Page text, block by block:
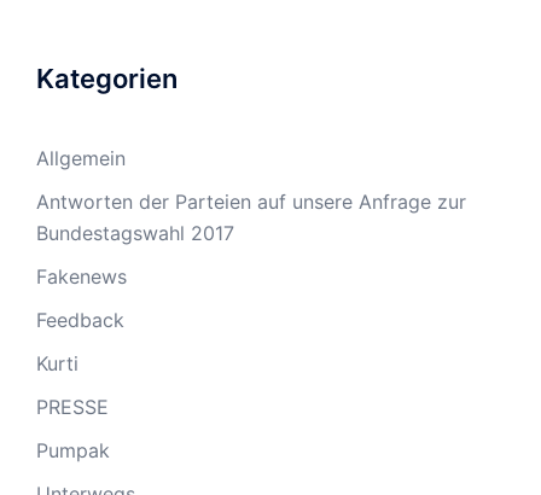
Kategorien
Allgemein
Antworten der Parteien auf unsere Anfrage zur
Bundestagswahl 2017
Fakenews
Feedback
Kurti
PRESSE
Pumpak